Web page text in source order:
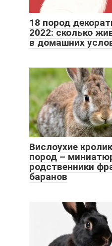
18 пород
2022: сколько
в домашних
Вислоухие
пород –
родственники
баранов